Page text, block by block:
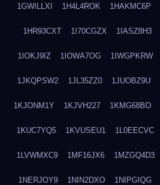
1GWILLXI 1H4L4ROK 1HAKMC6P
1HR93CXT 1I70CGZX 1IASZ8H3
1IOKJ9IZ 1IOWA7OG 1IWGPKRW
1JKQPSW2 1JL35ZZ0 1JUOBZ9U
1KJONM1Y 1KJVH227 1KMG68BO
1KUC7YQ5 1KVUSEU1 1L0EECVC
1LVWMXC9 1MF16JX6 1MZGQ4D3
1NERJOY9 1NIN2DXO 1NIPGIQG